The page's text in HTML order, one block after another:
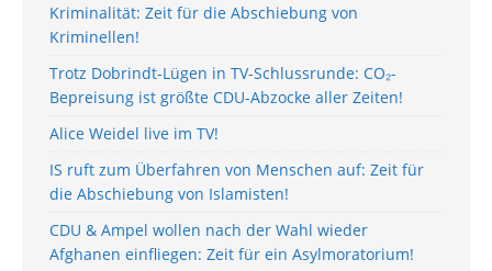
Kriminalität: Zeit für die Abschiebung von
Kriminellen!
Trotz Dobrindt-Lügen in TV-Schlussrunde: CO₂-
Bepreisung ist größte CDU-Abzocke aller Zeiten!
Alice Weidel live im TV!
IS ruft zum Überfahren von Menschen auf: Zeit für
die Abschiebung von Islamisten!
CDU & Ampel wollen nach der Wahl wieder
Afghanen einfliegen: Zeit für ein Asylmoratorium!